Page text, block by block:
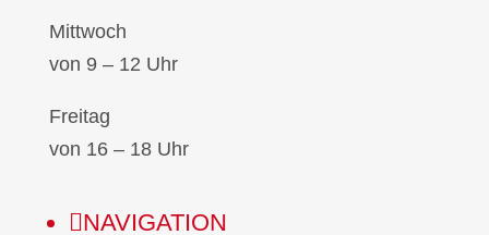
Mitt­woch
von 9 – 12 Uhr
Frei­tag
von 16 – 18 Uhr
NAVI­GA­TI­ON